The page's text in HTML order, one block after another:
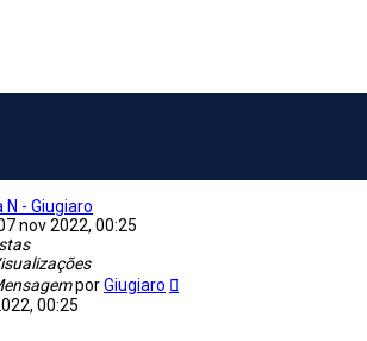
N - Giugiaro
nov 2022, 00:25
porGiugiaro
00:25